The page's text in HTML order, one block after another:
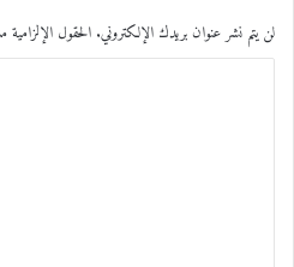
لن يتم نشر عنوان بريدك الإلكتروني. الحقول الإلزامية